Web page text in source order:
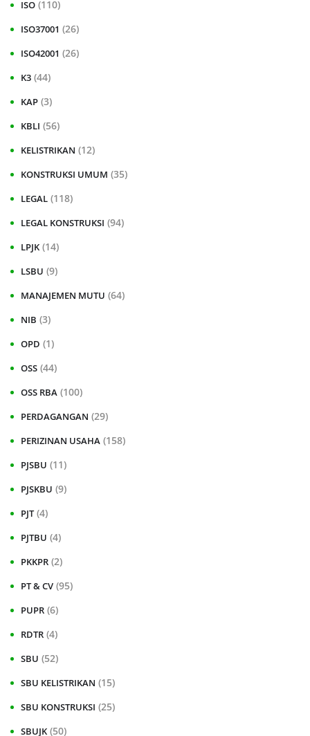
ISO (110)
ISO37001 (26)
ISO42001 (26)
K3 (44)
KAP (3)
KBLI (56)
KELISTRIKAN (12)
KONSTRUKSI UMUM (35)
LEGAL (118)
LEGAL KONSTRUKSI (94)
LPJK (14)
LSBU (9)
MANAJEMEN MUTU (64)
NIB (3)
OPD (1)
OSS (44)
OSS RBA (100)
PERDAGANGAN (29)
PERIZINAN USAHA (158)
PJSBU (11)
PJSKBU (9)
PJT (4)
PJTBU (4)
PKKPR (2)
PT & CV (95)
PUPR (6)
RDTR (4)
SBU (52)
SBU KELISTRIKAN (15)
SBU KONSTRUKSI (25)
SBUJK (50)